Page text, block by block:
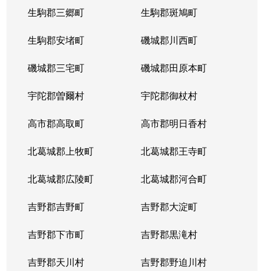
生駒郡三郷町 生駒郡斑鳩町
生駒郡安堵町 磯城郡川西町
磯城郡三宅町 磯城郡田原本町
宇陀郡曽爾村 宇陀郡御杖村
高市郡高取町 高市郡明日香村
北葛城郡上牧町 北葛城郡王寺町
北葛城郡広陵町 北葛城郡河合町
吉野郡吉野町 吉野郡大淀町
吉野郡下市町 吉野郡黒滝村
吉野郡天川村 吉野郡野迫川村